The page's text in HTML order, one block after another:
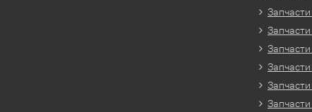
Запчасти